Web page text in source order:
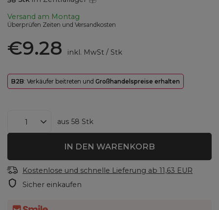
Versand am Montag
Überprüfen Zeiten und Versandkosten
€9.28 inkl. MwSt/ Stk
B2B: Verkäufer beitreten und Großhandelspreise erhalten
aus 58 Stk
IN DEN WARENKORB
Kostenlose und schnelle Lieferung ab 11,63 EUR
Sicher einkaufen